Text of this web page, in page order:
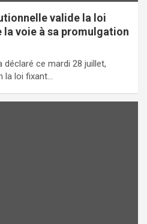
valide la loi
voie à sa promulgation
ce mardi 28 juillet,
la loi fixant…